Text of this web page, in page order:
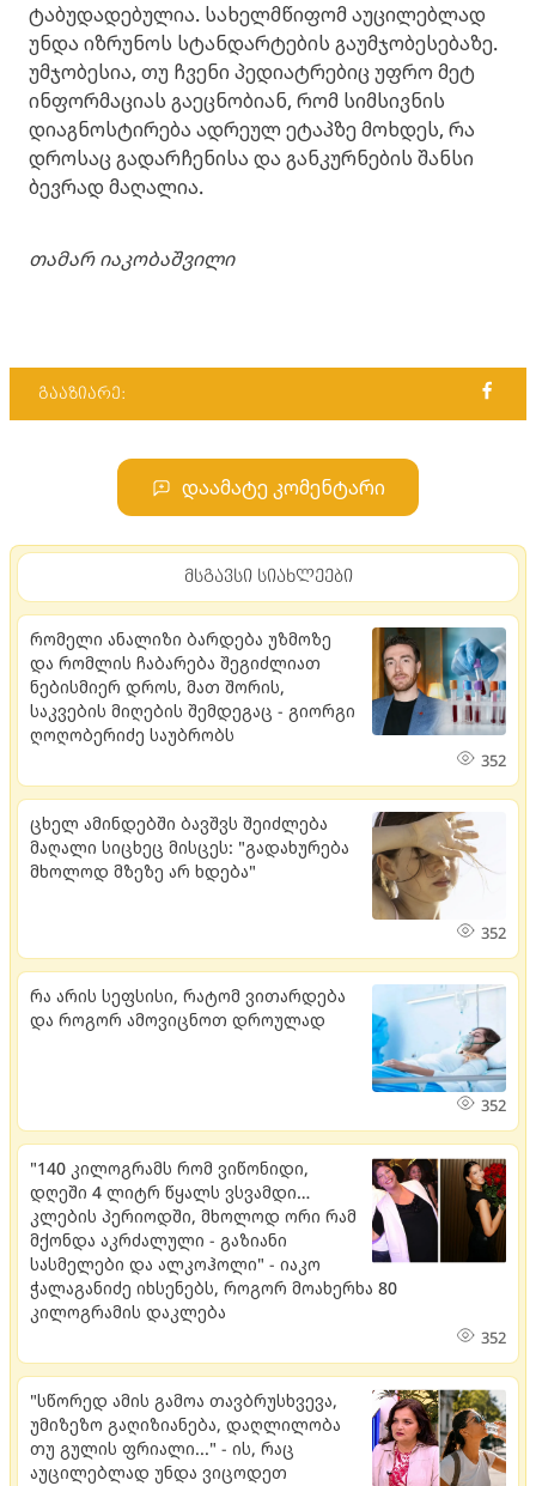
ტაბუდადებულია. სახელმწიფომ აუცილებლად
უნდა იზრუნოს სტანდარტების გაუმჯობესებაზე.
უმჯობესია, თუ ჩვენი პედიატრებიც უფრო მეტ
ინფორმაციას გაეცნობიან, რომ სიმსივნის
დიაგნოსტირება ადრეულ ეტაპზე მოხდეს, რა
დროსაც გადარჩენისა და განკურნების შანსი
ბევრად მაღალია.
თამარ იაკობაშვილი
გააზიარე:
დაამატე კომენტარი
მსგავსი სიახლეები
რომელი ანალიზი ბარდება უზმოზე
და რომლის ჩაბარება შეგიძლიათ
ნებისმიერ დროს, მათ შორის,
საკვების მიღების შემდეგაც - გიორგი
ღოღობერიძე საუბრობს
352
ცხელ ამინდებში ბავშვს შეიძლება
მაღალი სიცხეც მისცეს: "გადახურება
მხოლოდ მზეზე არ ხდება"
352
რა არის სეფსისი, რატომ ვითარდება
და როგორ ამოვიცნოთ დროულად
352
"140 კილოგრამს რომ ვიწონიდი,
დღეში 4 ლიტრ წყალს ვსვამდი…
კლების პერიოდში, მხოლოდ ორი რამ
მქონდა აკრძალული - გაზიანი
სასმელები და ალკოჰოლი" - იაკო
ჭალაგანიძე იხსენებს, როგორ მოახერხა 80
კილოგრამის დაკლება
352
"სწორედ ამის გამოა თავბრუსხვევა,
უმიზეზო გაღიზიანება, დაღლილობა
თუ გულის ფრიალი..." - ის, რაც
აუცილებლად უნდა ვიცოდეთ